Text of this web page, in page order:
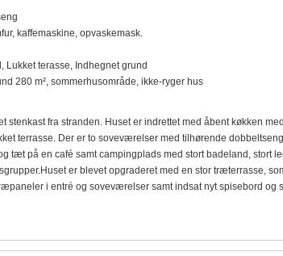
kaffemaskine, opvaskemask.
Lukket terasse, Indhegnet grund
280 m², sommerhusområde, ikke-ryger hus
stenkast fra stranden. Huset er indrettet med åbent køkken
terrasse. Der er to soveværelser med tilhørende
tæt på en café samt campingplads med stort badeland, stort
er blevet opgraderet med en stor træterrasse,
i entré og soveværelser samt indsat nyt spisebord og